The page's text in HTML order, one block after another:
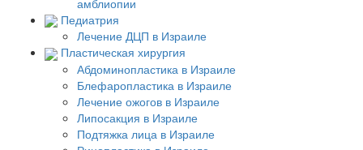
Педиатрия
Лечение ДЦП в Израиле
Пластическая хирургия
Абдоминопластика в Израиле
Блефаропластика в Израиле
Лечение ожогов в Израиле
Липосакция в Израиле
Подтяжка лица в Израиле